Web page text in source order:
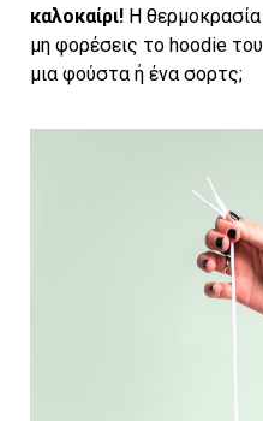
καλοκαίρι! Η θερμοκρασία
μη φορέσεις το hoodie
μια φούστα ή ένα σορτς;